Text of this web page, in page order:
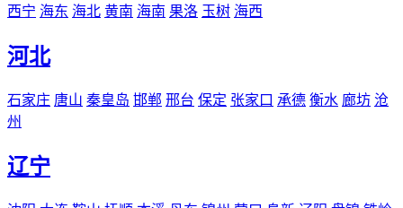
西宁 海东 海北 黄南 海南 果洛 玉树 海西
河北
石家庄 唐山 秦皇岛 邯郸 邢台 保定 张家口 承德 衡水 廊坊 沧
州
辽宁